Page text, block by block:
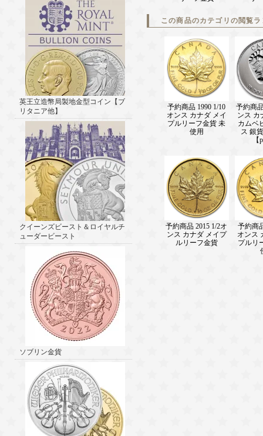
英王立造幣局製地金型コイン【ブ
リタニア他】
クイーンズビースト＆ロイヤルチ
ューダービースト
ソブリン金貨
この商品のカテゴリの閲覧
予約商品 1990 1/10
オンス カナダ メイ
プルリーフ金貨 未
使用
予約商
ンス カ
カムベ
ス 銀
予約商品 2015 1/2オ
ンス カナダ メイプ
ルリーフ金貨
予約商
オンス
プルリ